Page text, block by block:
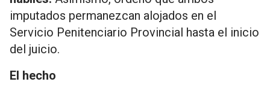
imputados permanezcan alojados en el
Servicio Penitenciario Provincial hasta el inicio
del juicio.
El hecho